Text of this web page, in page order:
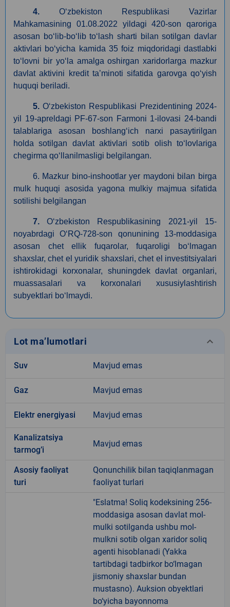
4.Oʻzbekiston Respublikasi Vazirlar
Mahkamasining 01.08.2022 yildagi 420-son qaroriga
asosan boʻlib-boʻlib toʻlash sharti bilan sotilgan davlar
aktivlari boʻyicha kamida 35 foiz miqdoridagi dastlabki
toʻlovni bir yoʻla amalga oshirgan xaridorlarga mazkur
davlat aktivini kredit ta’minoti sifatida garovga qoʻyish
huquqi beriladi.
5. O‘zbekiston Respublikasi Prezidentining 2024-
yil 19-apreldagi PF-67-son Farmoni 1-ilovasi 24-bandi
talablariga asosan boshlang‘ich narxi pasaytirilgan
holda sotilgan davlat aktivlari sotib olish to‘lovlariga
chegirma qo‘llanilmasligi belgilangan.
6. Mazkur bino-inshootlar yer maydoni bilan birga
mulk huquqi asosida yagona mulkiy majmua sifatida
sotilishi belgilangan
7.O‘zbekiston Respublikasining 2021-yil 15-
noyabrdagi O‘RQ-728-son qonunining 13-moddasiga
asosan сhet ellik fuqarolar, fuqaroligi bo‘lmagan
shaxslar, chet el yuridik shaxslari, chet el investitsiyalari
ishtirokidagi korxonalar, shuningdek davlat organlari,
muassasalari va korxonalari xususiylashtirish
subyektlari bo‘lmaydi.
Lot ma’lumotlari keyboard_arrow_down
Suv Mavjud emas
Gaz Mavjud emas
Elektr energiyasi Mavjud emas
Kanalizatsiya
tarmogʼi
Mavjud emas
Аsosiy faoliyat
turi
Qonunchilik bilan taqiqlanmagan
faoliyat turlari
"Eslatma! Soliq kodeksining 256-
moddasiga asosan davlat mol-
mulki sotilganda ushbu mol-
mulkni sotib olgan xaridor soliq
agenti hisoblanadi (Yakka
tartibdagi tadbirkor bo‘lmagan
jismoniy shaxslar bundan
mustasno). Auksion obyektlari
bo‘yicha bayonnoma